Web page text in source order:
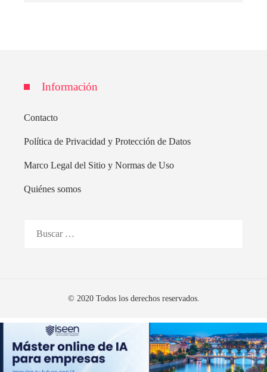
Información
Contacto
Política de Privacidad y Protección de Datos
Marco Legal del Sitio y Normas de Uso
Quiénes somos
© 2020 Todos los derechos reservados.